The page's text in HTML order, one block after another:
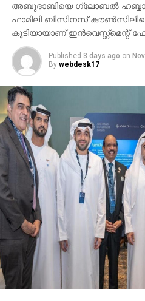
അബുദാബിയെ ഗ്ലോബല്‍
ഫാമിലി ബിസിനസ്
കൂടിയായാണ് ഇന്‍വെസ്റ്റ്‌മെന്റ്
Published 3 days ago on
By webdesk17